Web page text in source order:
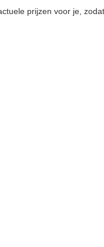
prijzen voor je,